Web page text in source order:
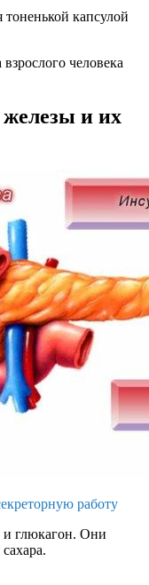
капсулой
человека
и их
работу
и глюкагон. Они